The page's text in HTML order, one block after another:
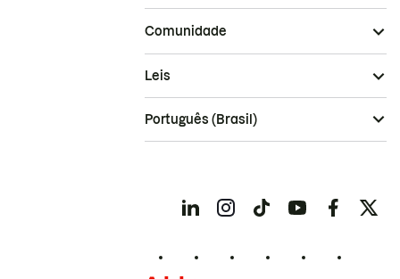
Comunidade
Leis
Português (Brasil)